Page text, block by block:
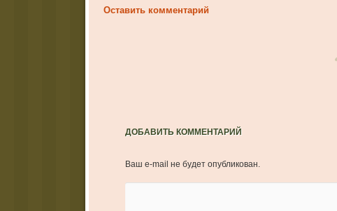
Оставить комментарий
ДОБАВИТЬ КОММЕНТАРИЙ
Ваш e-mail не будет опубликован.